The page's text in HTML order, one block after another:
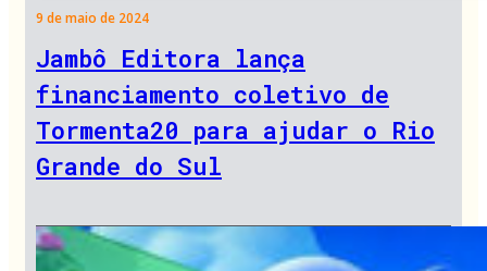
9 de maio de 2024
Jambô Editora lança
financiamento coletivo de
Tormenta20 para ajudar o Rio
Grande do Sul